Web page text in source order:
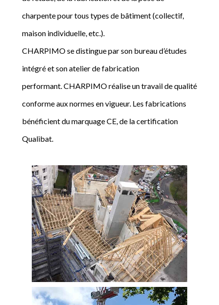
charpente pour tous types de bâtiment (collectif,
maison individuelle, etc.).
CHARPIMO se distingue par son bureau d’études
intégré et son atelier de fabrication
performant. CHARPIMO réalise un travail de qualité
conforme aux normes en vigueur. Les fabrications
bénéficient du marquage CE, de la certification
Qualibat.